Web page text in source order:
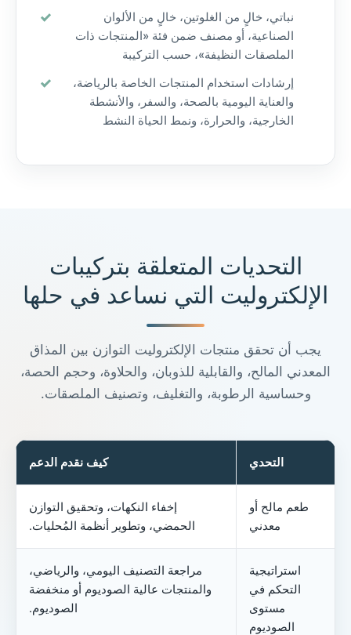
نباتي، خالٍ من الغلوتين، خالٍ من الألوان
الصناعية، أو مصنف ضمن فئة «المنتجات ذات
الملصقات النظيفة»، حسب التركيبة
إرشادات استخدام المنتجات الخاصة بالرياضة،
والعناية اليومية بالصحة، والسفر، والأنشطة
الخارجية، والحرارة، ونمط الحياة النشط
التحديات المتعلقة بتركيبات
الإلكتروليت التي نساعد في حلها
يجب أن تحقق منتجات الإلكتروليت التوازن بين المذاق
المعدني المالح، والقابلية للذوبان، والحلاوة، وحجم الحصة،
وحساسية الرطوبة، والتغليف، وتصنيف الملصقات.
التحدي كيف نقدم الدعم
طعم مالح أو
معدني
إخفاء النكهات، وتحقيق التوازن
الحمضي، وتطوير أنظمة المُحليات.
استراتيجية
التحكم في
مستوى
الصوديوم
مراجعة التصنيف اليومي، والرياضي،
والمنتجات عالية الصوديوم أو منخفضة
الصوديوم.